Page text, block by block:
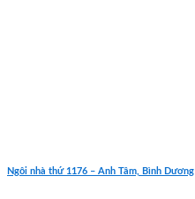
Ngôi nhà thứ 1176 – Anh Tâm, Bình Dương